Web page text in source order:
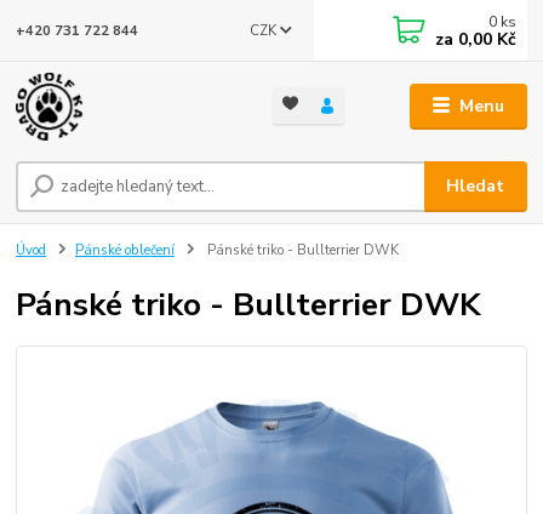
Menu
CZK
Hledat
+420 731 722 844 0 ks
za 0,00 Kč
Úvod Pánské oblečení Pánské triko - Bullterrier DWK
Pánské triko - Bullterrier DWK